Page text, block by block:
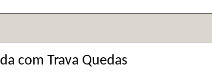
com Trava Quedas